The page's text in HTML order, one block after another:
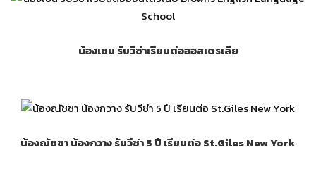
น้องเชน รับวีซ่าเรียนต่อออสเตรเลีย
น้องณัชชา น้องกวาง รับวีซ่า 5 ปี เรียนต่อ St.Giles New York